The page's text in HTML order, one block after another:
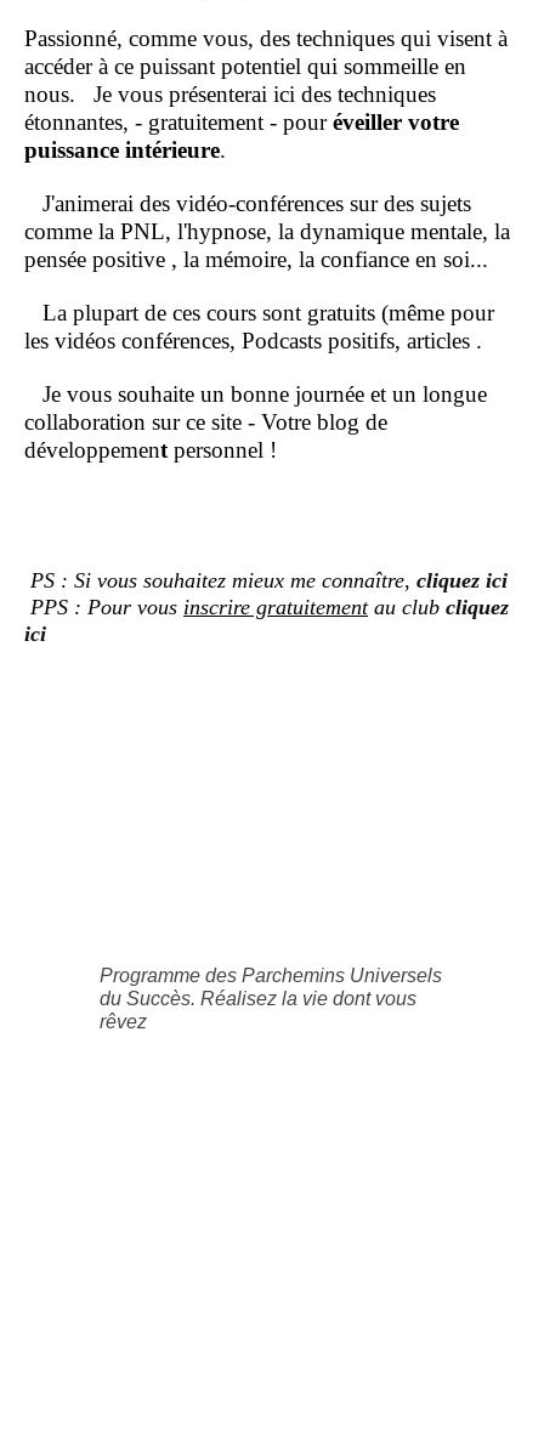
Passionné, comme vous, des techniques qui visent à
accéder à ce puissant potentiel qui sommeille en
nous. Je vous présenterai ici des techniques
étonnantes, - gratuitement - pouréveiller votre
puissance intérieure.
J'animerai des vidéo-conférences sur des sujets
comme la PNL, l'hypnose, la dynamique mentale, la
pensée positive , la mémoire, la confiance en soi...
La plupart de ces cours sont gratuits (même pour
les vidéos conférences, Podcasts positifs, articles .
Je vous souhaite un bonne journée et un longue
collaboration sur ce site - Votre blog de
développementpersonnel !
PS : Si vous souhaitez mieux me connaître, cliquez ici
PPS : Pour vous inscrire gratuitementau club cliquez
ici
Programme des Parchemins Universels
du Succès. Réalisez la vie dont vous
rêvez